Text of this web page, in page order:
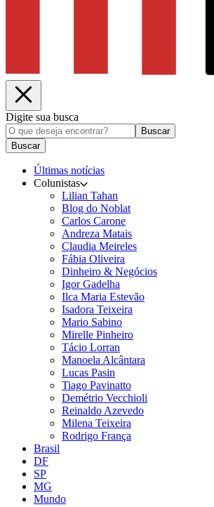
Digite sua busca
Buscar
Buscar
Últimas notícias
Colunistas
Lilian Tahan
Blog do Noblat
Carlos Carone
Andreza Matais
Claudia Meireles
Fábia Oliveira
Dinheiro & Negócios
Igor Gadelha
Ilca Maria Estevão
Isadora Teixeira
Mario Sabino
Mirelle Pinheiro
Tácio Lorran
Manoela Alcântara
Lucas Pasin
Tiago Pavinatto
Demétrio Vecchioli
Reinaldo Azevedo
Milena Teixeira
Rodrigo França
Brasil
DF
SP
MG
Mundo